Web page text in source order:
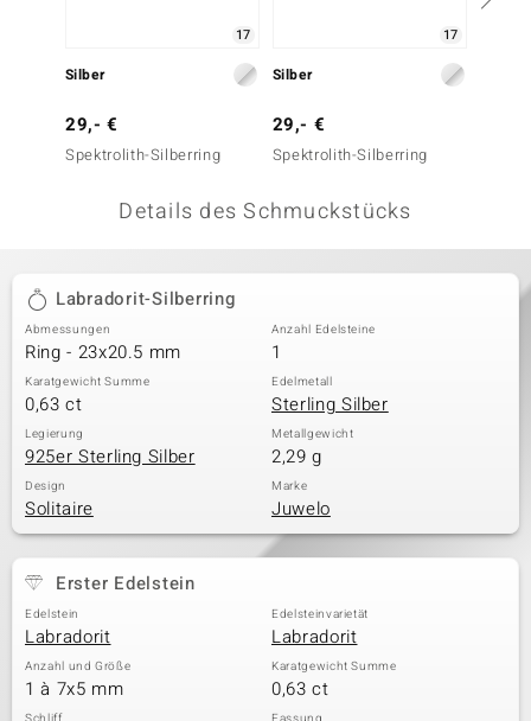
BY DE MELO
Classics
17
Silber
29,- €
Spektrolith-Silberring
17
Silber
29,- €
Spektrolith-Silberring
Details des Schmuckstücks
Labradorit-Silberring
Abmessungen
Ring - 23x20.5 mm
Anzahl Edelsteine
1
Karatgewicht Summe
0,63 ct
Edelmetall
Sterling Silber
Legierung
925er Sterling Silber
Metallgewicht
2,29 g
Design
Solitaire
Marke
Juwelo
Erster Edelstein
Edelstein
Labradorit
Edelsteinvarietät
Labradorit
Anzahl und Größe
1 à 7x5 mm
Karatgewicht Summe
0,63 ct